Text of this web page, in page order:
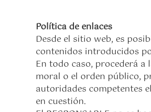
Política de enlaces
Desde el sitio web, es
contenidos introducidos
En todo caso, procederá
moral o el orden público,
autoridades competentes
en cuestión.